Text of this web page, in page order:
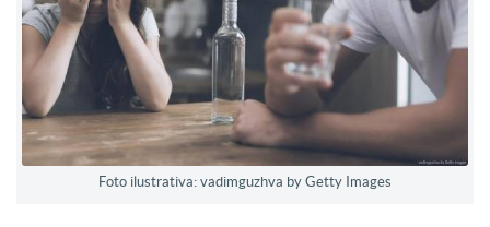
Foto ilustrativa: vadimguzhva by Getty Images